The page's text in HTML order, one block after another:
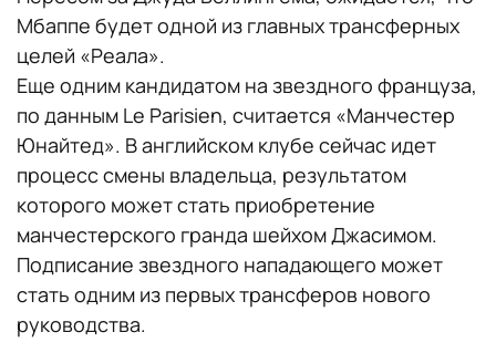
Мбаппе будет одной из главных трансферных
целей «Реала».
Еще одним кандидатом на звездного француза,
по данным Le Parisien, считается «Манчестер
Юнайтед». В английском клубе сейчас идет
процесс смены владельца, результатом
которого может стать приобретение
манчестерского гранда шейхом Джасимом.
Подписание звездного нападающего может
стать одним из первых трансферов нового
руководства.